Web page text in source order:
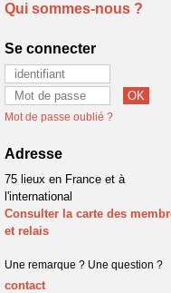
Qui sommes-nous ?
Se connecter
Mot de passe oublié ?
Adresse
75 lieux en France et à
l'international
Consulter la carte des
et relais
Une remarque ? Une question ?
contact